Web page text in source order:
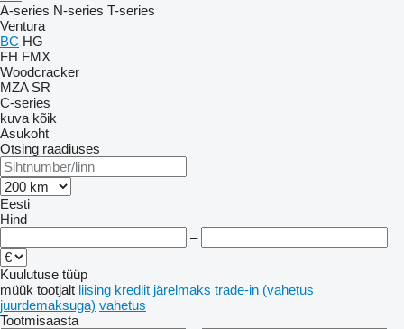
A-series N-series T-series
Ventura
BC HG
FH FMX
Woodcracker
MZA SR
C-series
kuva kõik
Asukoht
Otsing raadiuses
Eesti
Hind
–
Kuulutuse tüüp
müük tootjalt liising krediit järelmaks trade-in (vahetus
juurdemaksuga) vahetus
Tootmisaasta